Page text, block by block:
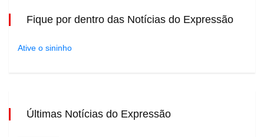
Fique por dentro das Notícias do Expressão
Ative o sininho
Últimas Notícias do Expressão